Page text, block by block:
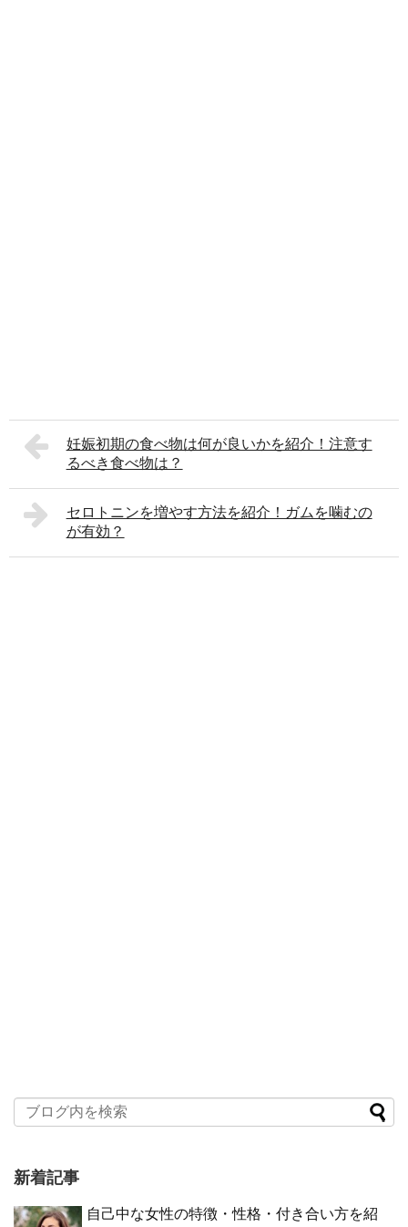
妊娠初期の食べ物は何が良いかを紹介！注意す
るべき食べ物は？
セロトニンを増やす方法を紹介！ガムを噛むの
が有効？
新着記事
自己中な女性の特徴・性格・付き合い方を紹